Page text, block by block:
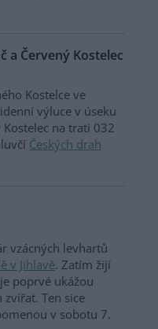
a Červený Kostelec
Kostelce ve
výluce v úseku
na trati 032
Českých drah
vzácných levhartů
v Jihlavě. Zatím žijí
poprvé ukážou
Ten sice
v sobotu 7.